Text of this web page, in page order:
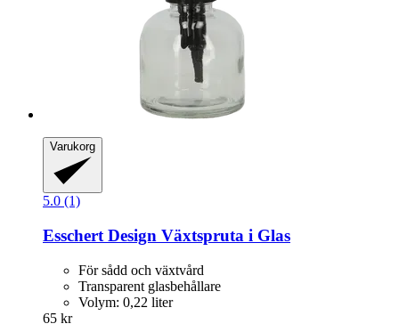
Varukorg
5.0 (1)
Esschert Design Växtspruta i Glas
För sådd och växtvård
Transparent glasbehållare
Volym: 0,22 liter
65 kr